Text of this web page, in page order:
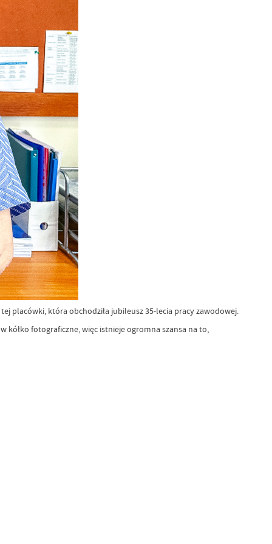
placówki, która obchodziła jubileusz 35-lecia pracy zawodowej.
kółko fotograficzne, więc istnieje ogromna szansa na to,